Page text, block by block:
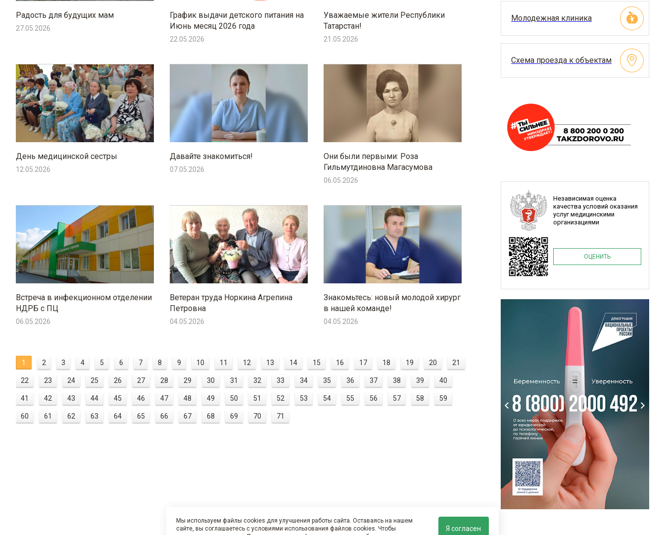
Радость для будущих мам
27.05.2026
График выдачи детского питания на
Июнь месяц 2026 года
22.05.2026
Уважаемые жители Республики
Татарстан!
21.05.2026
День медицинской сестры
12.05.2026
Давайте знакомиться!
07.05.2026
Они были первыми: Роза
Гильмутдиновна Магасумова
06.05.2026
Встреча в инфекционном отделении
НДРБ с ПЦ
06.05.2026
Ветеран труда Норкина Агрепина
Петровна
04.05.2026
Знакомьтесь: новый молодой хирург
в нашей команде!
04.05.2026
1 2 3 4 5 6 7 8 9 10 11 12 13 14 15 16 17 18 19 20 21
22 23 24 25 26 27 28 29 30 31 32 33 34 35 36 37 38 39 40
41 42 43 44 45 46 47 48 49 50 51 52 53 54 55 56 57 58 59
60 61 62 63 64 65 66 67 68 69 70 71
Молодежная клиника
Схема проезда к объектам
Независимая оценка
качества условий оказания
услуг медицинскими
организациями
ОЦЕНИТЬ
Мы используем файлы cookies для улучшения работы сайта. Оставаясь на нашем
сайте, вы соглашаетесь с условиями использования файлов cookies. Чтобы
Я согласен